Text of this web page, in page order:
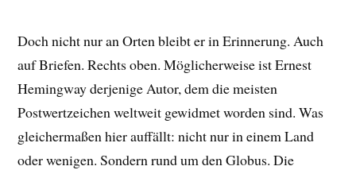
Doch nicht nur an Orten bleibt er in Erinnerung. Auch
auf Briefen. Rechts oben. Möglicherweise ist Ernest
Hemingway derjenige Autor, dem die meisten
Postwertzeichen weltweit gewidmet worden sind. Was
gleichermaßen hier auffällt: nicht nur in einem Land
oder wenigen. Sondern rund um den Globus. Die